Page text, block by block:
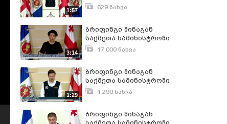
1:57 629 ნახვა
3:14
ბრიფინგი შინაგან
საქმეთა სამინისტროში
17 000 ნახვა
1:29
ბრიფინგი შინაგან
საქმეთა სამინისტროში
1 290 ნახვა
ბრიფინგი შინაგან